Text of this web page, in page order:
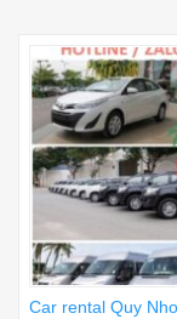
Car rental Quy